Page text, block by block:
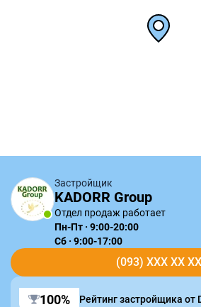
Застройщик
KADORR Group
Отдел продаж работает
Пн-Пт · 9:00-20:00
Сб · 9:00-17:00
(093) XXX XX XX
100% Рейтинг застройщика от